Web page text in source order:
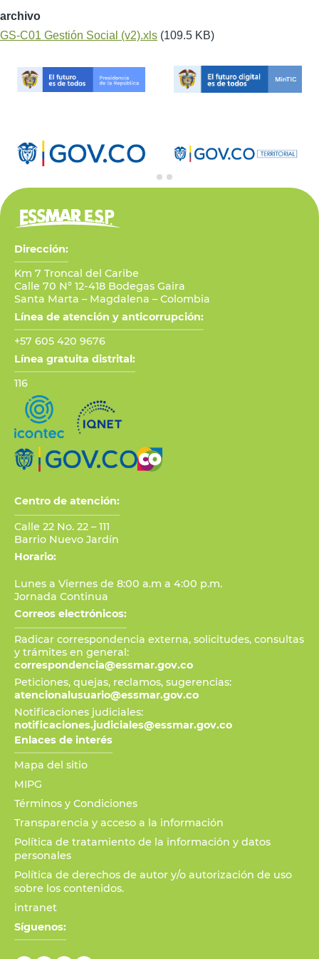
archivo
GS-C01 Gestión Social (v2).xls (109.5 KB)
Dirección:
Km 7 Troncal del Caribe
Calle 70 N° 12-418 Bodegas Gaira
Santa Marta – Magdalena – Colombia
Línea de atención y anticorrupción:
+57 605 420 9676
Línea gratuita distrital:
116
Centro de atención:
Calle 22 No. 22 – 111
Barrio Nuevo Jardín
Horario:
Lunes a Viernes de 8:00 a.m a 4:00 p.m.
Jornada Continua
Correos electrónicos:
Radicar correspondencia externa, solicitudes, consultas
y trámites en general:
correspondencia@essmar.gov.co
Peticiones, quejas, reclamos, sugerencias:
atencionalusuario@essmar.gov.co
Notificaciones judiciales:
notificaciones.judiciales@essmar.gov.co
Enlaces de interés
Mapa del sitio
MIPG
Términos y Condiciones
Transparencia y acceso a la información
Política de tratamiento de la información y datos
personales
Política de derechos de autor y/o autorización de uso
sobre los contenidos.
intranet
Síguenos: